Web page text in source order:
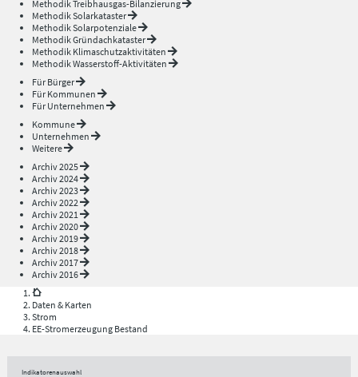
Methodik Treibhausgas-Bilanzierung
Methodik Solarkataster
Methodik Solarpotenziale
Methodik Gründachkataster
Methodik Klimaschutzaktivitäten
Methodik Wasserstoff-Aktivitäten
Für Bürger
Für Kommunen
Für Unternehmen
Kommune
Unternehmen
Weitere
Archiv 2025
Archiv 2024
Archiv 2023
Archiv 2022
Archiv 2021
Archiv 2020
Archiv 2019
Archiv 2018
Archiv 2017
Archiv 2016
Daten & Karten
Strom
EE-Stromerzeugung Bestand
Indikatorenauswahl